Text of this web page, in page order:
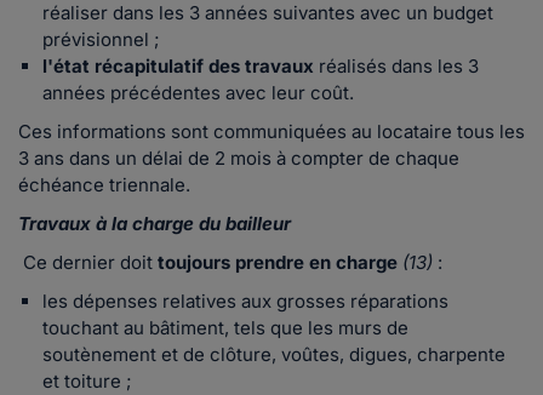
réaliser dans les 3 années suivantes avec un budget
prévisionnel ;
l'état récapitulatif des travaux réalisés dans les 3
années précédentes avec leur coût.
Ces informations sont communiquées au locataire tous les
3 ans dans un délai de 2 mois à compter de chaque
échéance triennale.
Travaux à la charge du bailleur
Ce dernier doit toujours prendre en charge (13) :
les dépenses relatives aux grosses réparations
touchant au bâtiment, tels que les murs de
soutènement et de clôture, voûtes, digues, charpente
et toiture ;